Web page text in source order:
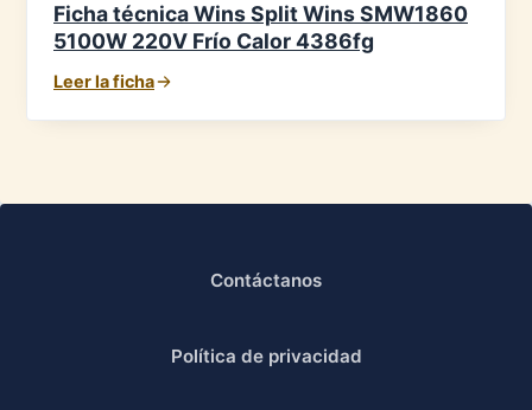
Ficha técnica Wins Split Wins SMW1860
5100W 220V Frío Calor 4386fg
Leer la ficha
Contáctanos
Política de privacidad